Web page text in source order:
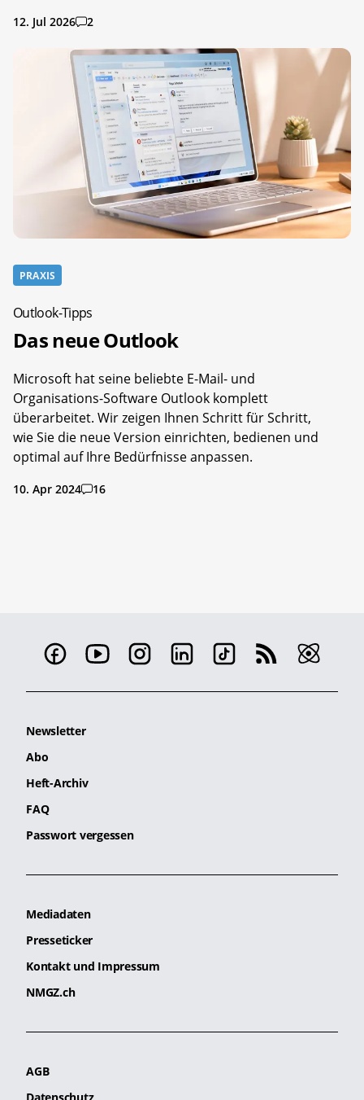
12. Jul 2026 2
PRAXIS
Outlook-Tipps
Das neue Outlook
Microsoft hat seine beliebte E-Mail- und
Organisations-Software Outlook komplett
überarbeitet. Wir zeigen Ihnen Schritt für Schritt,
wie Sie die neue Version einrichten, bedienen und
optimal auf Ihre Bedürfnisse anpassen.
10. Apr 2024 16
Newsletter
Abo
Heft-Archiv
FAQ
Passwort vergessen
Mediadaten
Presseticker
Kontakt und Impressum
NMGZ.ch
AGB